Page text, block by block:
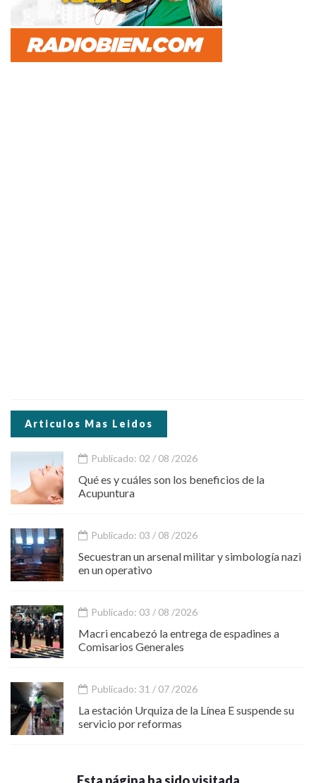
Articulos Mas Leidos
Publicado: 02 / 08 /2026
Qué es y cuáles son los beneficios de la
Acupuntura
Publicado: 03 / 08 /2026
Secuestran un arsenal militar y simbología nazi
en un operativo
Publicado: 03 / 08 /2026
Macri encabezó la entrega de espadines a
Comisarios Generales
Publicado: 31 / 07 /2026
La estación Urquiza de la Línea E suspende su
servicio por reformas